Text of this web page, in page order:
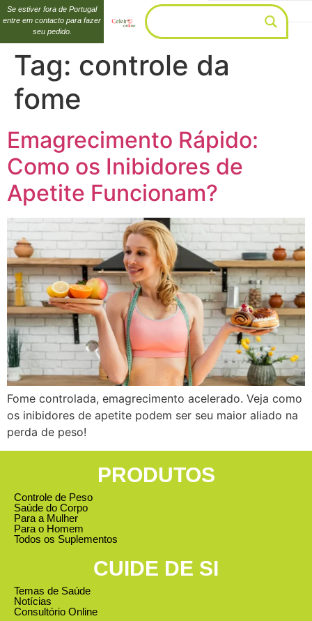
Se estiver fora de Portugal
entre em contacto para fazer
seu pedido.
Tag: controle da
fome
Emagrecimento Rápido:
Como os Inibidores de
Apetite Funcionam?
Fome controlada, emagrecimento acelerado. Veja como
os inibidores de apetite podem ser seu maior aliado na
perda de peso!
PRODUTOS
Controle de Peso
Saúde do Corpo
Para a Mulher
Para o Homem
Todos os Suplementos
CUIDE DE SI
Temas de Saúde
Notícias
Consultório Online